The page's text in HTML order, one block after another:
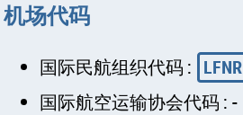
机场代码
国际民航组织代码 : LFNR
国际航空运输协会代码 : -